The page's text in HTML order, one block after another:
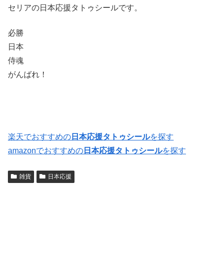
セリアの日本応援タトゥシールです。
必勝
日本
侍魂
がんばれ！
楽天でおすすめの 日本応援タトゥシールを探す
amazonでおすすめの 日本応援タトゥシールを探す
雑貨 日本応援